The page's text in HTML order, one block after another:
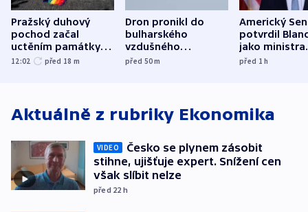
Pražský duhový
pochod začal
uctěním památky
obětí berlínského
12:02 před 18 m
Dron pronikl do
bulharského
vzdušného
prostoru,
před 50m
Americký
potvrdil
jako ministra
před 1h
Aktuálně z rubriky Ekonomika
VIDEO
Česko se plynem zásobit
stihne, ujišťuje expert. Snížení cen
však slíbit nelze
před 22 h